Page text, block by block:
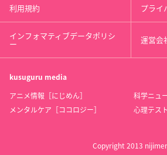
利用規約 プライ
インフォマティブデータポリシ
ー 運営会
kusuguru media
アニメ情報［にじめん］
科学ニュ
メンタルケア［ココロジー］
心理テス
Copyright 2013